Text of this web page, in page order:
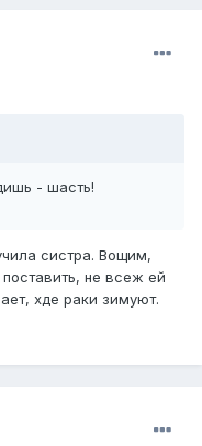
- шасть!
систра. Вощим,
не всеж ей
хде раки зимуют.